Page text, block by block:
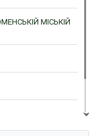
МІСЬКІЙ